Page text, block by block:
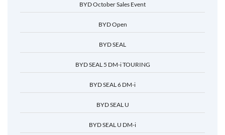
BYD October Sales Event
BYD Open
BYD SEAL
BYD SEAL 5 DM-i TOURING
BYD SEAL 6 DM-i
BYD SEAL U
BYD SEAL U DM-i